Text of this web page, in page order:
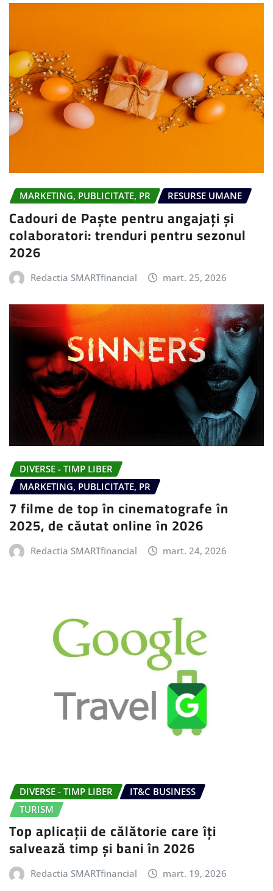
MARKETING, PUBLICITATE, PR RESURSE UMANE
Cadouri de Paște pentru angajați și
colaboratori: trenduri pentru sezonul
2026
Redactia SMARTfinancial mart. 25, 2026
DIVERSE - TIMP LIBER
MARKETING, PUBLICITATE, PR
7 filme de top în cinematografe în
2025, de căutat online în 2026
Redactia SMARTfinancial mart. 24, 2026
DIVERSE - TIMP LIBER
IT&C BUSINESS
TURISM
Top aplicații de călătorie care îți
salvează timp și bani în 2026
Redactia SMARTfinancial mart. 19, 2026